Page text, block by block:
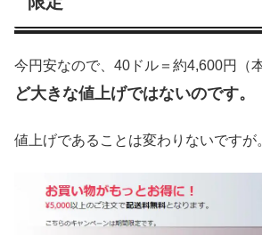
今円安なので、40ドル＝約4,600円（
ど大きな値上げではないのです。
値上げであることは変わりないですが